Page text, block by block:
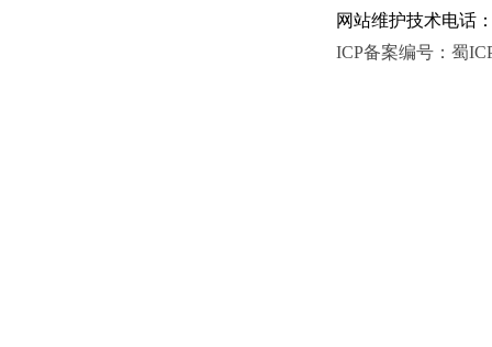
网站维护技术电话
ICP备案编号：蜀